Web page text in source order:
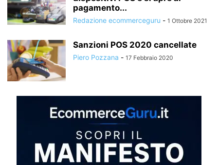
pagamento...
Redazione ecommerceguru - 1 Ottobre 2021
Sanzioni POS 2020 cancellate
Piero Pozzana - 17 Febbraio 2020